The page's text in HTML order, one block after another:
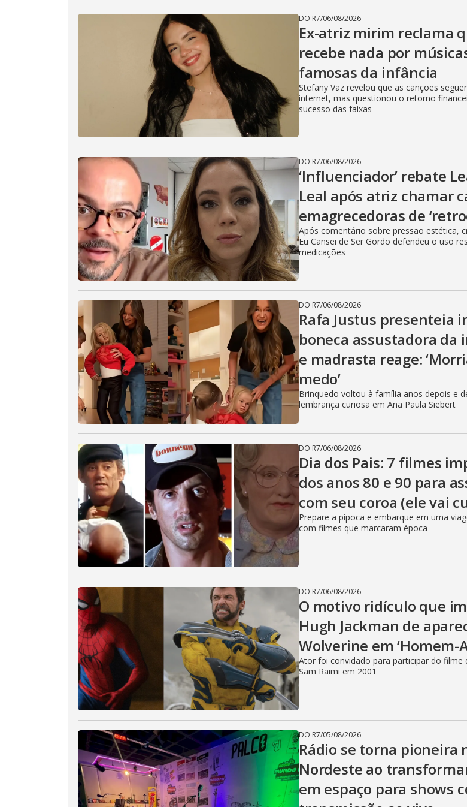
DO R7/06/08/2026
Ex-atriz mirim reclama
recebe nada por
famosas da infância
Stefany Vaz revelou que as canções
internet, mas questionou o retorno
sucesso das faixas
DO R7/06/08/2026
‘Influenciador’ rebate
Leal após atriz chamar
emagrecedoras de
Após comentário sobre pressão estética,
Eu Cansei de Ser Gordo defendeu o uso
medicações
DO R7/06/08/2026
Rafa Justus presenteia
boneca assustadora da
e madrasta reage:
medo’
Brinquedo voltou à família anos depois e
lembrança curiosa em Ana Paula Siebert
DO R7/06/08/2026
Dia dos Pais: 7 filmes
dos anos 80 e 90 para
com seu coroa (ele vai
Prepare a pipoca e embarque em uma
com filmes que marcaram época
DO R7/06/08/2026
O motivo ridículo que
Hugh Jackman de
Wolverine em ‘Homem-
Ator foi convidado para participar do filme
Sam Raimi em 2001
DO R7/05/08/2026
Rádio se torna pioneira
Nordeste ao
em espaço para shows